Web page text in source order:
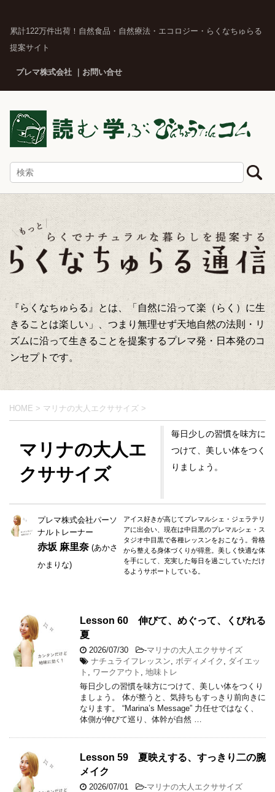
累計122万件出荷！自然食品・自然療法・エコロジー・らくなちゅらる
提案サイト
プレマ株式会社 お問い合せ
『らくなちゅらる』とは、「自然に沿って楽（らく）に生
きることは楽しい」、つまり無理せず天地自然の法則・リ
ズムに沿って生きることを提案するプレマ発・日本発のコ
ンセプトです。
HOME > マリナの大人エクササイズ >
マリナの大人エ
クササイズ
毎日少しの習慣を味方に
つけて、美しい体をつく
りましょう。
プレマ株式会社パーソ
ナルトレーナー
赤坂 麻里奈(あかさ
かまりな)
アイス好きが高じてプレマルシェ・ジェラテリ
アに出会い、現在は中目黒のプレマルシェ・ス
タジオ中目黒で各種レッスンをおこなう。骨格
から整える身体づくりが得意。美しく快適な体
を手にして、充実した毎日を過ごしていただけ
るようサポートしている。
Lesson 60 伸びて、めぐって、くびれる
夏
2026/07/30 -マリナの大人エクササイズ
ナチュライフレッスン
ボディメイク
ダイエッ
ト
ワークアウト
地味トレ
毎日少しの習慣を味方につけて、美しい体をつくり
ましょう。 体が整うと、気持ちもすっきり前向きに
なります。 “Marina’s Message” 力任せではなく、
体側が伸びて巡り、体幹が自然 …
Lesson 59 夏映えする、すっきり二の腕
メイク
2026/07/01 -マリナの大人エクササイズ